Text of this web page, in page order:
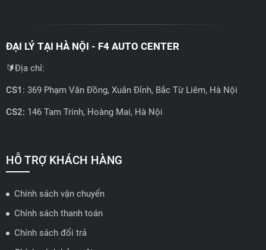
ĐẠI LÝ TẠI HÀ NỘI - F4 AUTO CENTER
🔰Địa chỉ:
CS1 : 369 Phạm Văn Đồng, Xuân Đỉnh, Bắc Từ Liêm, Hà Nội
CS2: 146 Tam Trinh, Hoàng Mai, Hà Nội
🗺️Xem trên bản đồ
ĐẠI LÝ QUẬN 2 HCM - HẢI TRIỀU AUTO
🔰 Địa chỉ: 78-80 Vũ Tông Phan, P.An Phú, TP Thủ Đức, TP HCM
HỖ TRỢ KHÁCH HÀNG
Chính sách vận chuyển
Chính sách thanh toán
Chính sách đổi trả